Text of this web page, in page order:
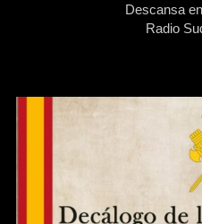
Descansa
Radio